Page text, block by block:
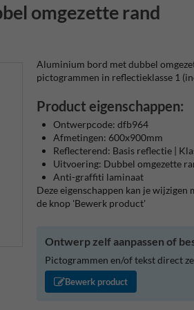
omgezette rand
Aluminium bord met dubbel
pictogrammen in reflectieklasse 1
Product eigenschappen:
Ontwerpcode: dfb964
Afmetingen: 600x900mm
Reflecterend: Basis reflectie |
Uitvoering: Dubbel omgezette
Anti-graffiti laminaat
Deze eigenschappen kan je
de knop 'Bewerk product'
Ontwerp zelf aanpassen of
Pictogrammen en/of tekst direct
Bewerk product